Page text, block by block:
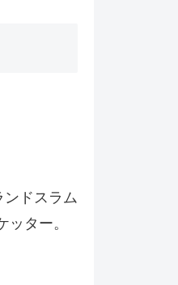
ンドスラム
ター。